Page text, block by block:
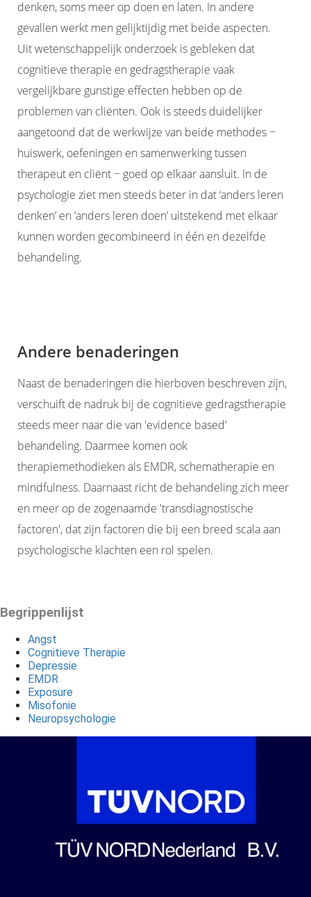
denken, soms meer op doen en laten. In andere
gevallen werkt men gelijktijdig met beide aspecten.
Uit wetenschappelijk onderzoek is gebleken dat
cognitieve therapie en gedragstherapie vaak
vergelijkbare gunstige effecten hebben op de
problemen van cliënten. Ook is steeds duidelijker
aangetoond dat de werkwijze van beide methodes −
huiswerk, oefeningen en samenwerking tussen
therapeut en cliënt − goed op elkaar aansluit. In de
psychologie ziet men steeds beter in dat ‘anders leren
denken’ en ‘anders leren doen’ uitstekend met elkaar
kunnen worden gecombineerd in één en dezelfde
behandeling.
Andere benaderingen
Naast de benaderingen die hierboven beschreven zijn,
verschuift de nadruk bij de cognitieve gedragstherapie
steeds meer naar die van 'evidence based'
behandeling. Daarmee komen ook
therapiemethodieken als EMDR, schematherapie en
mindfulness. Daarnaast richt de behandeling zich meer
en meer op de zogenaamde 'transdiagnostische
factoren', dat zijn factoren die bij een breed scala aan
psychologische klachten een rol spelen.
Begrippenlijst
Angst
Cognitieve Therapie
Depressie
EMDR
Exposure
Misofonie
Neuropsychologie